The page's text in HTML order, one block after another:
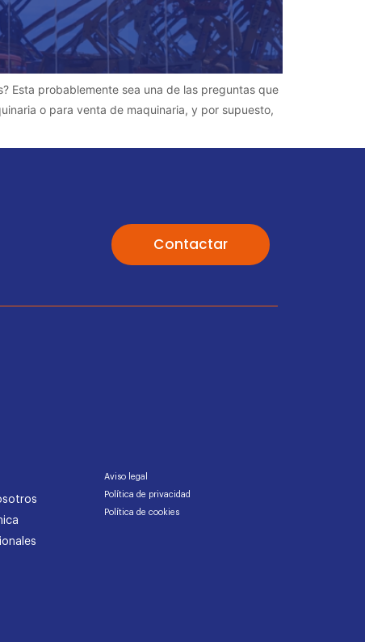
Esta probablemente sea una de las preguntas que
o para venta de maquinaria, y por supuesto,
Contactar
Aviso legal
Política de privacidad
Política de cookies